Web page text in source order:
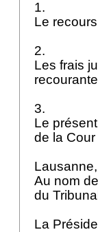
1.
Le
2.
Les frais
3.
Le
de la
Au nom
du
La